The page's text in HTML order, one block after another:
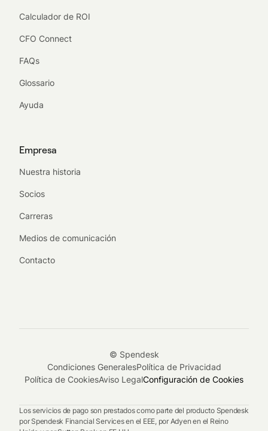
Calculador de ROI
CFO Connect
FAQs
Glossario
Ayuda
Empresa
Nuestra historia
Socios
Carreras
Medios de comunicación
Contacto
© Spendesk
Condiciones GeneralesPolítica de Privacidad
Política de CookiesAviso LegalConfiguración de Cookies
Los servicios de pago son prestados como parte del producto Spendesk
por Spendesk Financial Services en el EEE, por Adyen en el Reino